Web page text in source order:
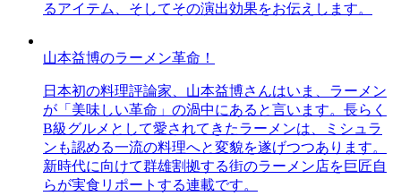
るアイテム、そしてその演出効果をお伝えします。
山本益博のラーメン革命！
日本初の料理評論家、山本益博さんはいま、ラーメン
が「美味しい革命」の渦中にあると言います。長らく
B級グルメとして愛されてきたラーメンは、ミシュラ
ンも認める一流の料理へと変貌を遂げつつあります。
新時代に向けて群雄割拠する街のラーメン店を巨匠自
らが実食リポートする連載です。